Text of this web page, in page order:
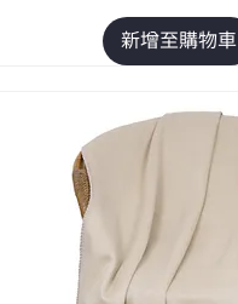
新增至購物車